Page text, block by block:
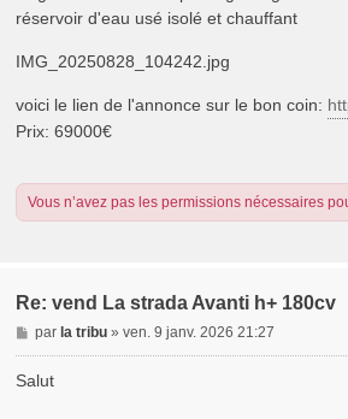
réservoir d'eau usé isolé et chauffant
IMG_20250828_104242.jpg
voici le lien de l'annonce sur le bon coin:
Prix: 69000€
Vous n’avez pas les permissions nécessaires
Re: vend La strada Avanti h+ 180cv
M
e
par la tribu» ven. 9 janv. 2026 21:27
Salut